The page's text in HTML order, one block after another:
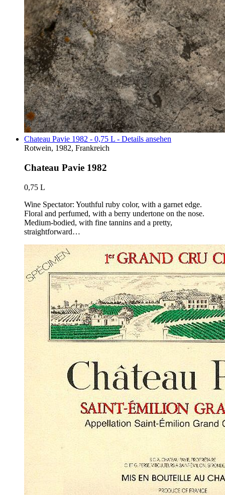
Chateau Pavie 1982 - 0,75 L - Details ansehen
Rotwein, 1982, Frankreich
Chateau Pavie 1982
0,75 L
Wine Spectator: Youthful ruby color, with a garnet edge.
Floral and perfumed, with a berry undertone on the nose.
Medium-bodied, with fine tannins and a pretty,
straightforward…